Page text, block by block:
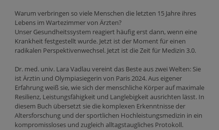
Warum verbringen so viele Menschen die letzten 15 Jahre ihres
Lebens im Wartezimmer von Ärzten?
Unser Gesundheitssystem reagiert häufig erst dann, wenn eine
Krankheit festgestellt wurde. Jetzt ist der Moment für einen
radikalen Perspektivenwechsel. Jetzt ist die Zeit für Medizin 3.0.
Dr. med. univ. Lara Vadlau vereint das Beste aus zwei Welten: Sie
ist Ärztin und Olympiasiegerin von Paris 2024. Aus eigener
Erfahrung weiß sie, wie sich der menschliche Körper auf maximale
Resilienz, Leistungsfähigkeit und Langlebigkeit ausrichten lässt. In
diesem Buch übersetzt sie die komplexen Erkenntnisse der
Altersforschung und der sportlichen Hochleistungsmedizin in ein
kompromissloses und zugleich alltagstaugliches Protokoll.